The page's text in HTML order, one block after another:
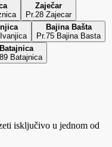
Zaječar
Pr.28 Zajecar
Bajina Bašta
Pr.75 Bajina Basta
Batajnica
Batajnica
isključivo u jednom od